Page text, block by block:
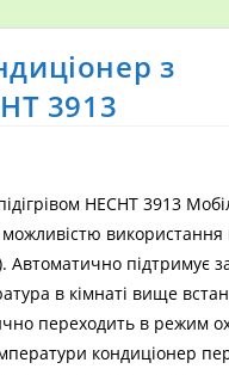
з
3913
HECHT 3913
використання
Автоматично підтримує
в кімнаті вище
переходить в режим
кондиціонер